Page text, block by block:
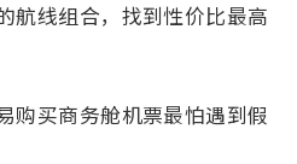
航线组合，找到性价比最高
购买商务舱机票最怕遇到假